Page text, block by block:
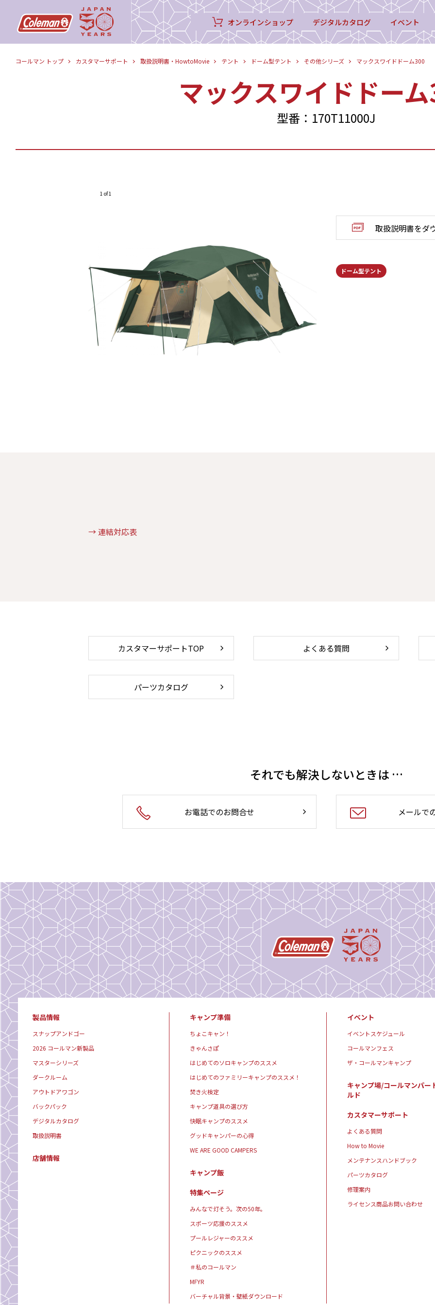
オンラインショップ デジタルカタログ イベント
コールマン トップ カスタマーサポート 取扱説明書・HowtoMovie テント ドーム型テント その他シリーズ マックスワイドドーム300
マックスワイドドー
型番：170T11000J
1 of 1
取扱説明書をダ
ドーム型テント
→ 連結対応表
カスタマーサポートTOP よくある質問
パーツカタログ
それでも解決しないときは …
お電話でのお問合せ メールで
製品情報
スナップアンドゴー
2026 コールマン新製品
マスターシリーズ
ダークルーム
アウトドアワゴン
バックパック
デジタルカタログ
取扱説明書
店舗情報
キャンプ準備
ちょこキャン！
きゃんさぽ
はじめてのソロキャンプのススメ
はじめてのファミリーキャンプのススメ！
焚き火検定
キャンプ道具の選び方
快眠キャンプのススメ
グッドキャンパーの心得
WE ARE GOOD CAMPERS
キャンプ飯
特集ページ
みんなで灯そう。次の50年。
スポーツ応援のススメ
プールレジャーのススメ
ピクニックのススメ
＃私のコールマン
MFYR
バーチャル背景・壁紙ダウンロード
イベント
イベントスケジュール
コールマンフェス
ザ・コールマンキャンプ
キャンプ場/コールマンパー
ルド
カスタマーサポート
よくある質問
How to Movie
メンテナンスハンドブック
パーツカタログ
修理案内
ライセンス商品お問い合わせ